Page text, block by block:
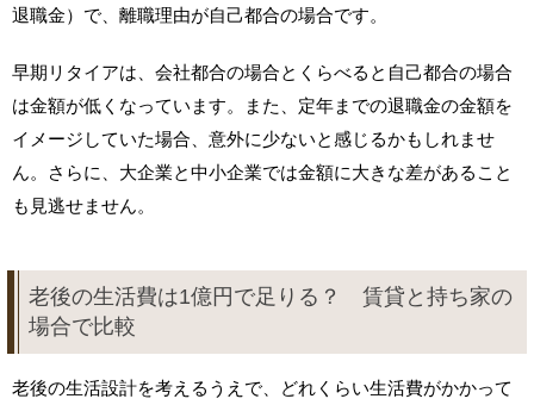
退職金）で、離職理由が自己都合の場合です。
早期リタイアは、会社都合の場合とくらべると自己都合の場合
は金額が低くなっています。また、定年までの退職金の金額を
イメージしていた場合、意外に少ないと感じるかもしれませ
ん。さらに、大企業と中小企業では金額に大きな差があること
も見逃せません。
老後の生活費は1億円で足りる？ 賃貸と持ち家の
場合で比較
老後の生活設計を考えるうえで、どれくらい生活費がかかって